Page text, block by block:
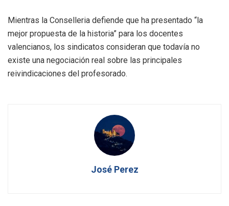
Mientras la Conselleria defiende que ha presentado “la
mejor propuesta de la historia” para los docentes
valencianos, los sindicatos consideran que todavía no
existe una negociación real sobre las principales
reivindicaciones del profesorado.
José Perez